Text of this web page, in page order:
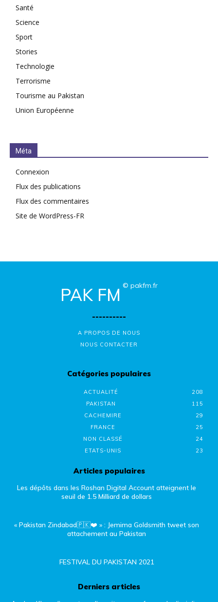
Santé
Science
Sport
Stories
Technologie
Terrorisme
Tourisme au Pakistan
Union Européenne
Méta
Connexion
Flux des publications
Flux des commentaires
Site de WordPress-FR
PAK FM © pakfm.fr
----------
A PROPOS DE NOUS
NOUS CONTACTER
Catégories populaires
ACTUALITÉ
208
PAKISTAN
115
CACHEMIRE
29
FRANCE
25
NON CLASSÉ
24
ETATS-UNIS
23
Articles populaires
Les dépôts dans les Roshan Digital Account atteignent le
seuil de 1.5 Milliard de dollars
« Pakistan Zindabad🇵🇰❤️ » : Jemima Goldsmith tweet son
attachement au Pakistan
FESTIVAL DU PAKISTAN 2021
Derniers articles